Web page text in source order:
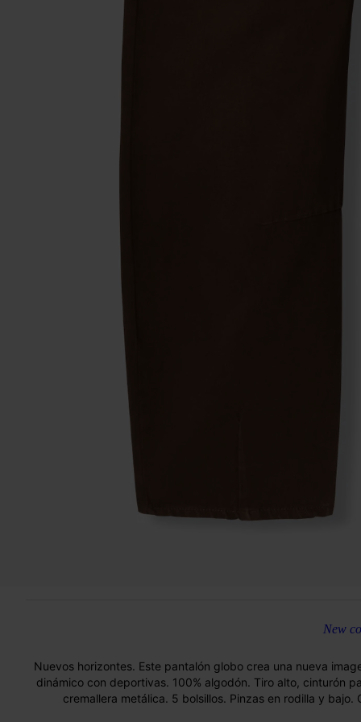
New
Nuevos horizontes. Este pantalón globo crea una nueva
dinámico con deportivas. 100% algodón. Tiro alto, cinturón
cremallera metálica. 5 bolsillos. Pinzas en rodilla y